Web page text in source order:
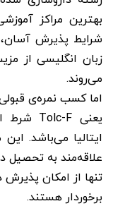
بهترین مراکز
شرایط پذیرش
زبان انگلیسی از
می‌روند.
اما کسب نمره‌ی
یعنی Tolc-F شرط
ایتالیا می‌باشد.
علاقه‌مند به تحصیل
تنها از امکان پذیرش
برخوردار هستند.